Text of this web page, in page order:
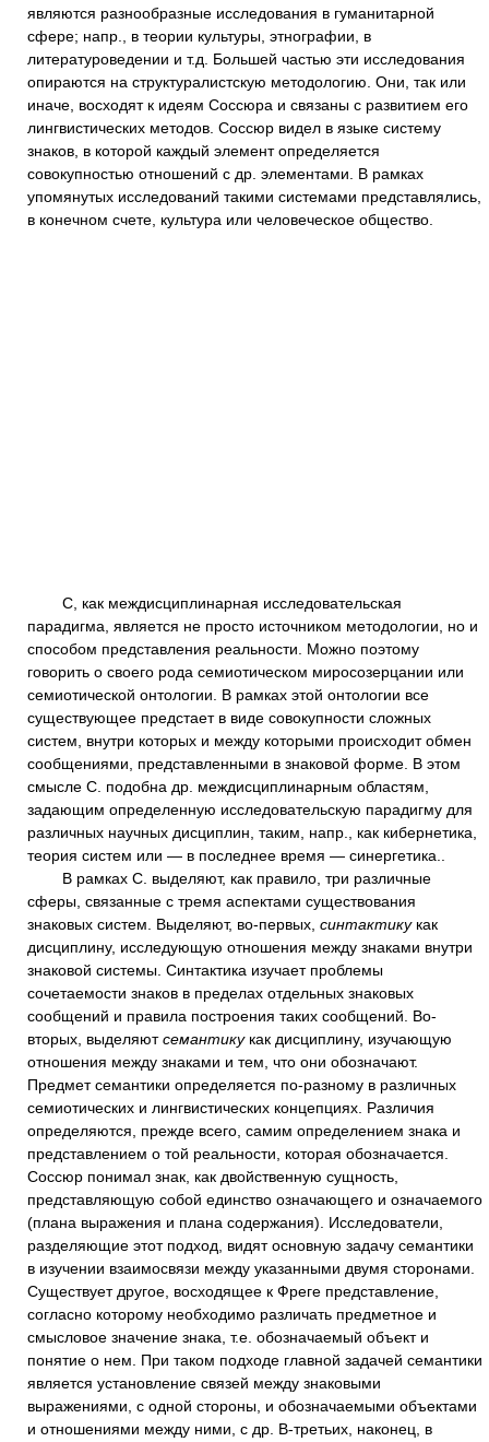
являются разнообразные исследования в гуманитарной
сфере; напр., в теории культуры, этнографии, в
литературоведении и т.д. Большей частью эти исследования
опираются на структуралистскую методологию. Они, так или
иначе, восходят к идеям Соссюра и связаны с развитием его
лингвистических методов. Соссюр видел в языке систему
знаков, в которой каждый элемент определяется
совокупностью отношений с др. элементами. В рамках
упомянутых исследований такими системами представлялись,
в конечном счете, культура или человеческое общество.
С, как междисциплинарная исследовательская
парадигма, является не просто источником методологии, но и
способом представления реальности. Можно поэтому
говорить о своего рода семиотическом миросозерцании или
семиотической онтологии. В рамках этой онтологии все
существующее предстает в виде совокупности сложных
систем, внутри которых и между которыми происходит обмен
сообщениями, представленными в знаковой форме. В этом
смысле С. подобна др. междисциплинарным областям,
задающим определенную исследовательскую парадигму для
различных научных дисциплин, таким, напр., как кибернетика,
теория систем или — в последнее время — синергетика..
В рамках С. выделяют, как правило, три различные
сферы, связанные с тремя аспектами существования
знаковых систем. Выделяют, во-первых, синтактику как
дисциплину, исследующую отношения между знаками внутри
знаковой системы. Синтактика изучает проблемы
сочетаемости знаков в пределах отдельных знаковых
сообщений и правила построения таких сообщений. Во-
вторых, выделяютсемантику как дисциплину, изучающую
отношения между знаками и тем, что они обозначают.
Предмет семантики определяется по-разному в различных
семиотических и лингвистических концепциях. Различия
определяются, прежде всего, самим определением знака и
представлением о той реальности, которая обозначается.
Соссюр понимал знак, как двойственную сущность,
представляющую собой единство означающего и означаемого
(плана выражения и плана содержания). Исследователи,
разделяющие этот подход, видят основную задачу семантики
в изучении взаимосвязи между указанными двумя сторонами.
Существует другое, восходящее к Фреге представление,
согласно которому необходимо различать предметное и
смысловое значение знака, т.е. обозначаемый объект и
понятие о нем. При таком подходе главной задачей семантики
является установление связей между знаковыми
выражениями, с одной стороны, и обозначаемыми объектами
и отношениями между ними, с др. В-третьих, наконец, в